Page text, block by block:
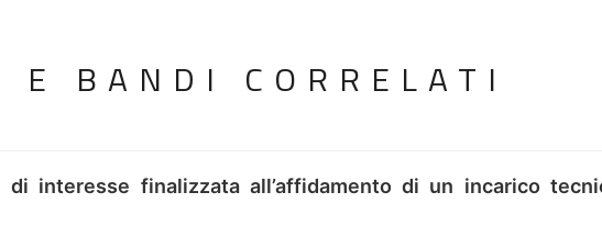
E BANDI CORRELATI
di interesse finalizzata all’affidamento di un incarico